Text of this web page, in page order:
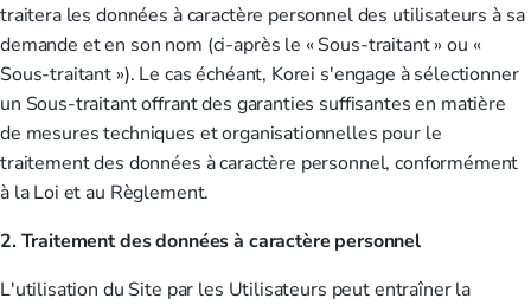
traitera les données à caractère personnel des utilisateurs à sa
demande et en son nom (ci-après le « Sous-traitant » ou «
Sous-traitant »). Le cas échéant, Korei s'engage à sélectionner
un Sous-traitant offrant des garanties suffisantes en matière
de mesures techniques et organisationnelles pour le
traitement des données à caractère personnel, conformément
à la Loi et au Règlement.
2. Traitement des données à caractère personnel
L'utilisation du Site par les Utilisateurs peut entraîner la